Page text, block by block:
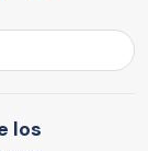
los